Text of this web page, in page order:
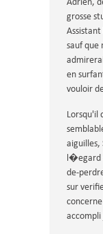
Adrien,
grosse
sauf que
en
vouloir
Lorsqu'il
aiguilles,
l�egard
de-
sur